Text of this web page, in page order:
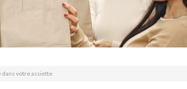
dans votre assiette